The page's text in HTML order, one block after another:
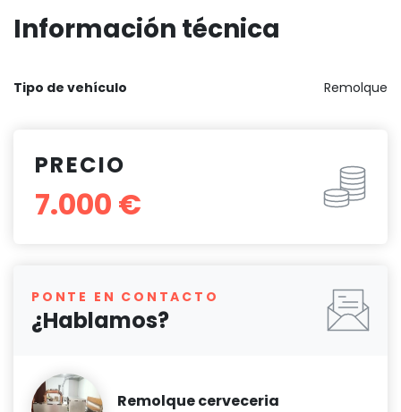
Información técnica
Tipo de vehículo Remolque
PRECIO
7.000 €
PONTE EN CONTACTO
¿Hablamos?
Remolque cerveceria